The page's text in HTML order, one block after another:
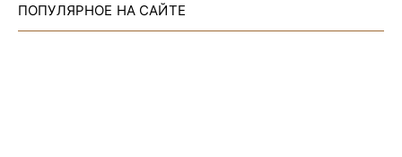
ПОПУЛЯРНОЕ НА САЙТЕ